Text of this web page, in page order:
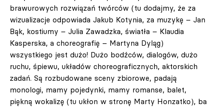
brawurowych rozwiązań twórców (tu dodajmy, że za
wizualizacje odpowiada Jakub Kotynia, za muzykę – Jan
Bąk, kostiumy – Julia Zawadzka, światła – Klaudia
Kasperska, a choreografię – Martyna Dyląg)
wszystkiego jest dużo! Dużo bodźców, dialogów, dużo
ruchu, śpiewu, układów choreograficznych, aktorskich
zadań. Są rozbudowane sceny zbiorowe, padają
monologi, mamy pojedynki, mamy romanse, balet,
piękną wokalizę (tu ukłon w stronę Marty Honzatko), ba